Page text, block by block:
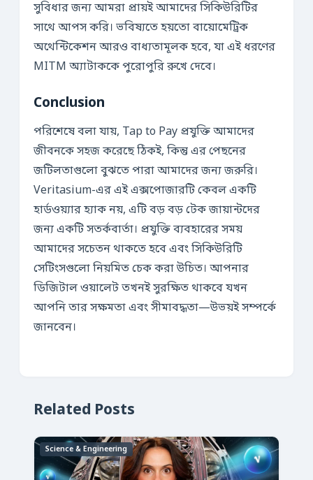
সুবিধার জন্য আমরা প্রায়ই আমাদের সিকিউরিটির
সাথে আপস করি। ভবিষ্যতে হয়তো বায়োমেট্রিক
অথেন্টিকেশন আরও বাধ্যতামূলক হবে, যা এই ধরণের
MITM অ্যাটাককে পুরোপুরি রুখে দেবে।
Conclusion
পরিশেষে বলা যায়, Tap to Pay প্রযুক্তি আমাদের
জীবনকে সহজ করেছে ঠিকই, কিন্তু এর পেছনের
জটিলতাগুলো বুঝতে পারা আমাদের জন্য জরুরি।
Veritasium-এর এই এক্সপোজারটি কেবল একটি
হার্ডওয়্যার হ্যাক নয়, এটি বড় বড় টেক জায়ান্টদের
জন্য একটি সতর্কবার্তা। প্রযুক্তি ব্যবহারের সময়
আমাদের সচেতন থাকতে হবে এবং সিকিউরিটি
সেটিংসগুলো নিয়মিত চেক করা উচিত। আপনার
ডিজিটাল ওয়ালেট তখনই সুরক্ষিত থাকবে যখন
আপনি তার সক্ষমতা এবং সীমাবদ্ধতা—উভয়ই সম্পর্কে
জানবেন।
Related Posts
Science & Engineering